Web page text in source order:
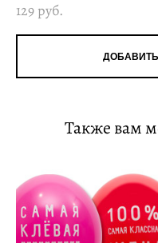
129 pуб.
Также вам